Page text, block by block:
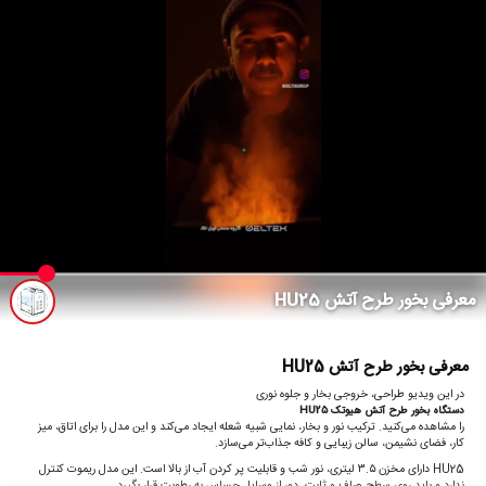
معرفی بخور طرح آتش HU25
معرفی بخور طرح آتش HU25
در این ویدیو طراحی، خروجی بخار و جلوه نوری
دستگاه بخور طرح آتش هیوتک HU25
را مشاهده می‌کنید. ترکیب نور و بخار، نمایی شبیه شعله ایجاد می‌کند و این مدل را برای اتاق، میز
کار، فضای نشیمن، سالن زیبایی و کافه جذاب‌تر می‌سازد.
HU25 دارای مخزن ۳.۵ لیتری، نور شب و قابلیت پر کردن آب از بالا است. این مدل ریموت کنترل